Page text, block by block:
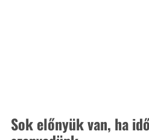
Sok előnyük van, ha